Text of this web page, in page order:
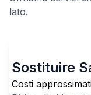
lato.
Sostituire
Costi